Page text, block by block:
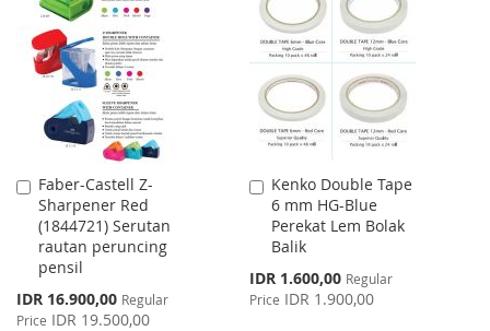
WISH
LIST
COMPARE
WISH
LIST
COMPARE
Faber-Castell Z-
Sharpener Red
(1844721) Serutan
rautan peruncing
pensil
Special
Price
IDR 16.900,00 Regular
Price IDR 19.500,00
Add
to
Cart
Kenko Double Tape
6 mm HG-Blue
Perekat Lem Bolak
Balik
Special
Price
IDR 1.600,00 Regular
Price IDR 1.900,00
Add
to
Cart